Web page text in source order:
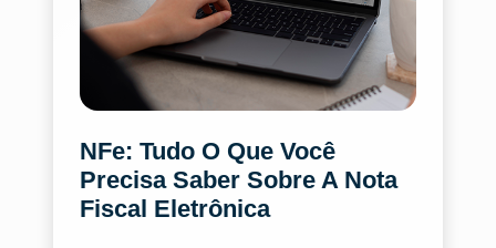
NFe: Tudo O Que Você
Precisa Saber Sobre A Nota
Fiscal Eletrônica